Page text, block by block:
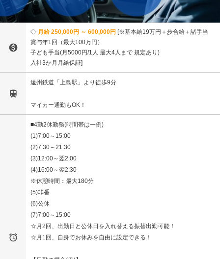

月給 250,000円 ～ 600,000円 ※基本給19万円＋歩合給＋諸手当
賞与年1回（最大100万円）
子ども手当(月5000円/1人 最大4人まで 規定あり)
入社3か月月給保証

遠州鉄道「上島駅」より徒歩9分
マイカー通勤もOK！

■4勤2休勤務(時間帯は一例)
(1)7:00～15:00
(2)7:30～21:30
(3)12:00～翌2:00
(4)16:00～翌2:30
※休憩時間：最大180分
(5)非番
(6)公休
(7)7:00～15:00
☆月2回、出勤日と公休日を入れ替える振替出勤可能！
☆月1回、自身でお休みを自由に設定できる！